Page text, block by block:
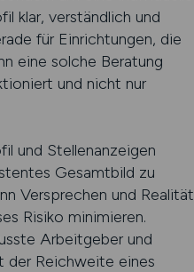
klar, verständlich und
für Einrichtungen, die
eine solche Beratung
und nicht nur
und Stellenanzeigen
Gesamtbild zu
Versprechen und Realität
Risiko minimieren.
Arbeitgeber und
Reichweite eines